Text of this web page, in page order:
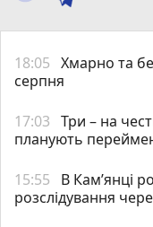
18:05 Хмарно та
серпня
17:03 Три – на
планують
15:55
В Кам’янці
розслідування